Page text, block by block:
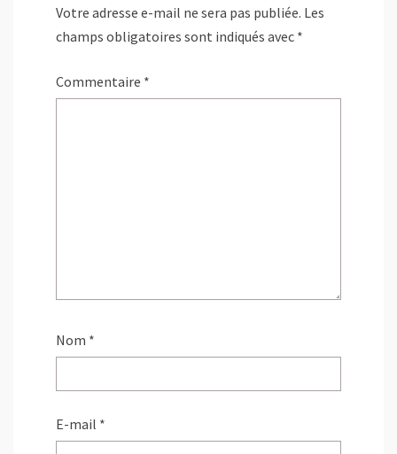
Votre adresse e-mail ne sera pas publiée. Les
champs obligatoires sont indiqués avec *
Commentaire *
Nom *
E-mail *